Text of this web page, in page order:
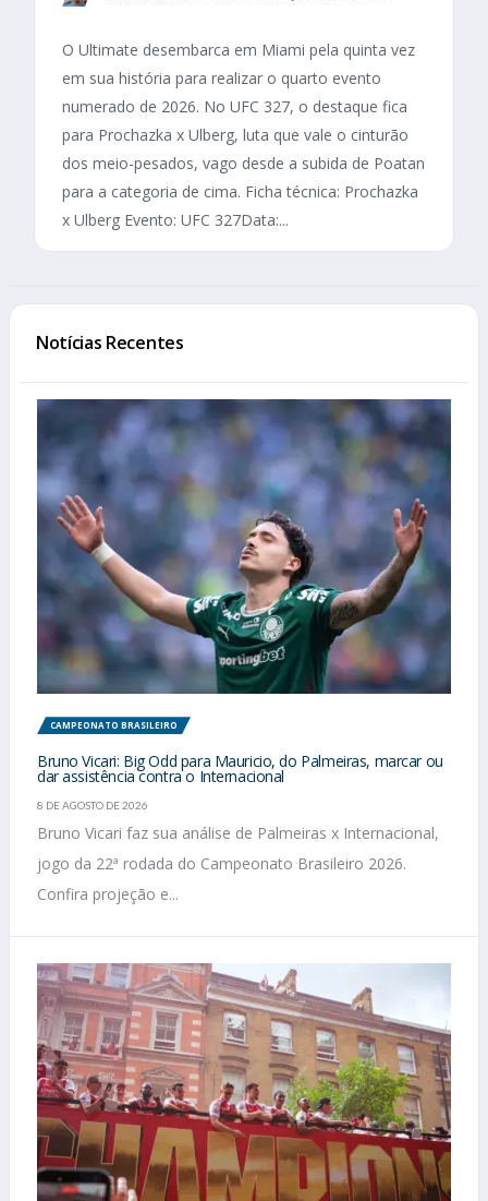
O Ultimate desembarca em Miami pela quinta vez
em sua história para realizar o quarto evento
numerado de 2026. No UFC 327, o destaque fica
para Prochazka x Ulberg, luta que vale o cinturão
dos meio-pesados, vago desde a subida de Poatan
para a categoria de cima. Ficha técnica: Prochazka
x Ulberg Evento: UFC 327Data:...
Notícias Recentes
CAMPEONATO BRASILEIRO
Bruno Vicari: Big Odd para Mauricio, do Palmeiras, marcar ou
dar assistência contra o Internacional
8 DE AGOSTO DE 2026
Bruno Vicari faz sua análise de Palmeiras x Internacional,
jogo da 22ª rodada do Campeonato Brasileiro 2026.
Confira projeção e...